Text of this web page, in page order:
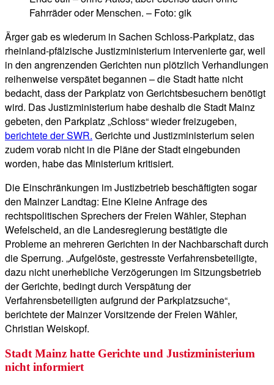
Fahrräder oder Menschen. – Foto: gik
Ärger gab es wiederum in Sachen Schloss-Parkplatz, das
rheinland-pfälzische Justizministerium intervenierte gar, weil
in den angrenzenden Gerichten nun plötzlich Verhandlungen
reihenweise verspätet begannen – die Stadt hatte nicht
bedacht, dass der Parkplatz von Gerichtsbesuchern benötigt
wird. Das Justizministerium habe deshalb die Stadt Mainz
gebeten, den Parkplatz „Schloss“ wieder freizugeben,
berichtete der SWR. Gerichte und Justizministerium seien
zudem vorab nicht in die Pläne der Stadt eingebunden
worden, habe das Ministerium kritisiert.
Die Einschränkungen im Justizbetrieb beschäftigten sogar
den Mainzer Landtag: Eine Kleine Anfrage des
rechtspolitischen Sprechers der Freien Wähler, Stephan
Wefelscheid, an die Landesregierung bestätigte die
Probleme an mehreren Gerichten in der Nachbarschaft durch
die Sperrung. „Aufgelöste, gestresste Verfahrensbeteiligte,
dazu nicht unerhebliche Verzögerungen im Sitzungsbetrieb
der Gerichte, bedingt durch Verspätung der
Verfahrensbeteiligten aufgrund der Parkplatzsuche“,
berichtete der Mainzer Vorsitzende der Freien Wähler,
Christian Weiskopf.
Stadt Mainz hatte Gerichte und Justizministerium
nicht informiert